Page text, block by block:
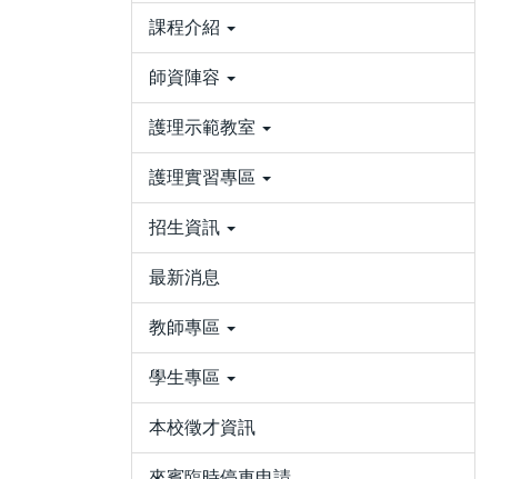
課程介紹
師資陣容
護理示範教室
護理實習專區
招生資訊
最新消息
教師專區
學生專區
本校徵才資訊